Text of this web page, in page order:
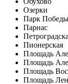
Озерки
Парк Победы
Парнас
Пионерская
Площадь
Площадь
Площадь
Площадь